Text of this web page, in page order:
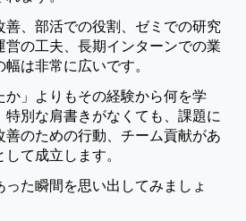
善、部活での役割、ゼミでの研究
の工夫、長期インターンでの業
は非常に広いです。
」よりもその経験から何を学
特別な肩書きがなくても、課題に
善のための行動、チーム貢献があ
て成立します。
た瞬間を思い出してみましょ